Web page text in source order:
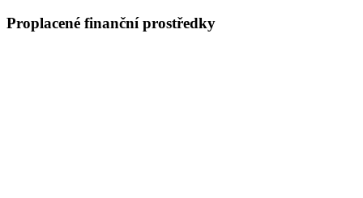
Proplacené finanční prostředky